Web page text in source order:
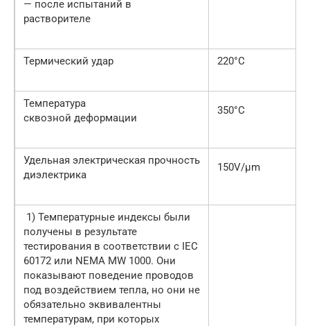
— после испытаний в
растворителе
Термический удар 220°C
Температура
сквозной деформации
350°C
Удельная электрическая прочность
диэлектрика
150V/μm
1) Температурные индексы были
получены в результате
тестирования в соответствии с IEC
60172 или NEMA MW 1000. Они
показывают поведение проводов
под воздействием тепла, но они не
обязательно эквивалентны
температурам, при которых